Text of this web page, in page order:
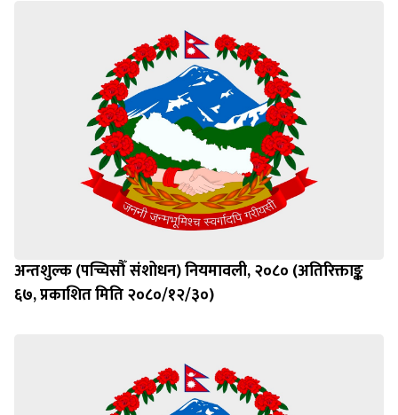
अन्तशुल्क (पच्चिसौँ संशोधन) नियमावली, २०८० (अतिरिक्ताङ्क
६७, प्रकाशित मिति २०८०/१२/३०)